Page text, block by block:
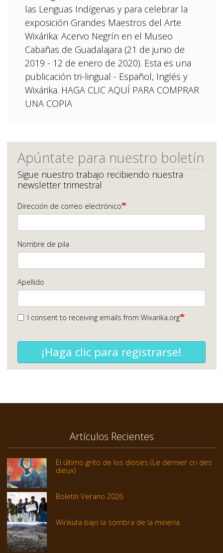
las Lenguas Indígenas y para celebrar la
exposición Grandes Maestros del Arte
Wixárika: Acervo Negrín en el Museo
Cabañas de Guadalajara (21 de junio de
2019 - 12 de enero de 2020). Esta es una
publicación tri-lingual - Español, Inglés y
Wixárika. HAGA CLIC AQUÍ PARA COMPRAR
UNA COPIA
Apúntate para nuestro boletín
Sigue nuestro trabajo recibiendo nuestra
newsletter trimestral
Dirección de correo electrónico
Nombre de pila
Apellido
I consent to receiving emails from Wixarika.org
¡Haga clic para registrarse!
Artículos Recientes
El último grito de los dioses (Le dernier cri des
dieux)
Boletín Verano 2026
Wirikuta bajo la sombra de la minería